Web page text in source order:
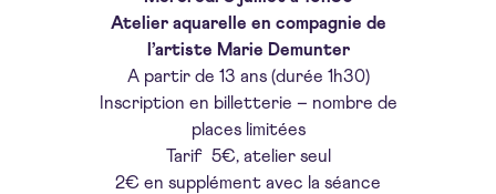
Atelier aquarelle en compagnie de
l’artiste Marie Demunter
A partir de 13 ans (durée 1h30)
Inscription en billetterie – nombre de
places limitées
Tarif 5€, atelier seul
2€ en supplément avec la séance